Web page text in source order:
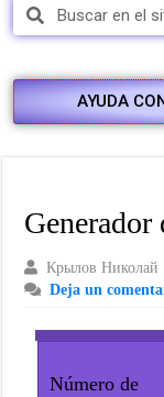
AYUDA
Крылов Николай
Deja un
Número de